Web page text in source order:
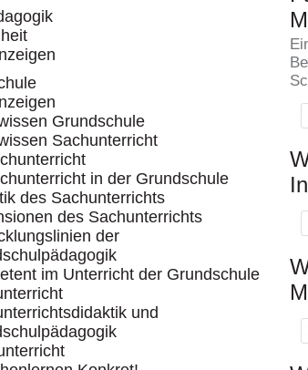
Grundschule
Sachunterricht
in der Grundschule
des Sachunterrichts
des Sachunterrichts
der
im Unterricht der Grundschule
und